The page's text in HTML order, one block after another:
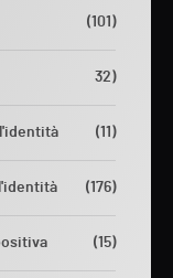
(101)
32)
(11)
(176)
(15)